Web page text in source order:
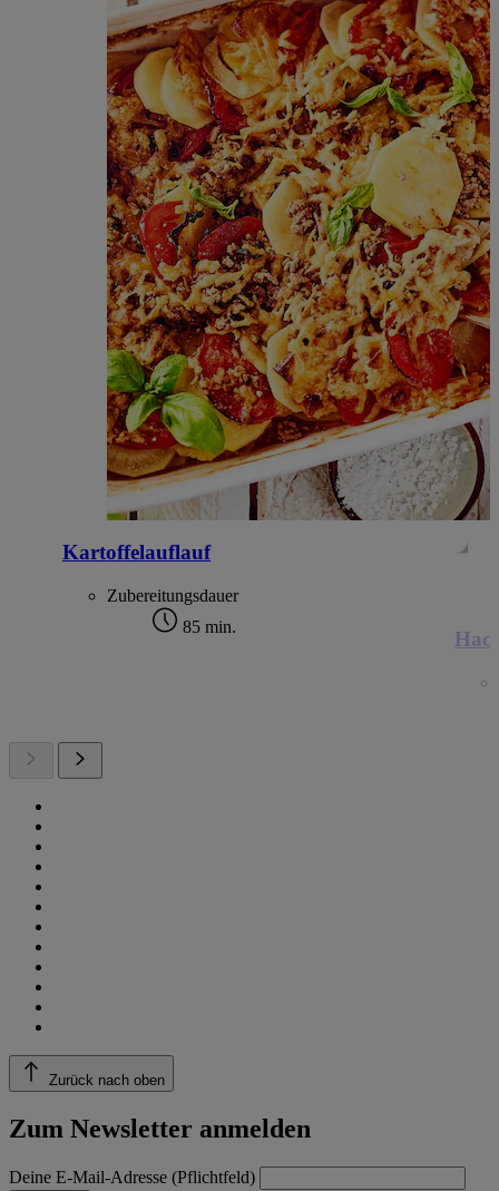
Kartoffelauflauf
Zubereitungsdauer
85 min.
Zurück nach oben
Zum Newsletter anmelden
Deine E-Mail-Adresse (Pflichtfeld)